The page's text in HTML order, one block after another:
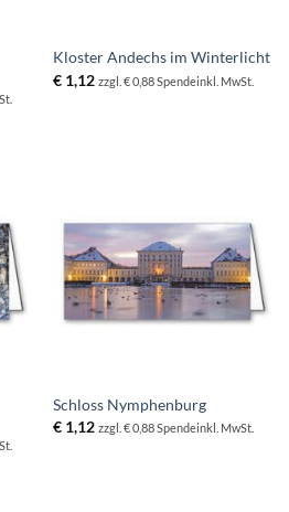
Kloster Andechs im Winterlicht
€1,12 zzgl. € 0,88 Spendeinkl. MwSt.
Schloss Nymphenburg
€1,12 zzgl. € 0,88 Spendeinkl. MwSt.